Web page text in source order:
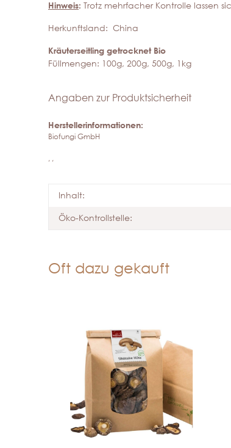
Hinweis: Trotz mehrfacher Kontrolle lassen
Herkunftsland: China
Kräuterseitling getrocknet Bio
Füllmengen: 100g, 200g, 500g, 1kg
Angaben zur Produktsicherheit
Herstellerinformationen:
Biofungi GmbH
, ,
Inhalt:
Öko-Kontrollstelle:
Oft dazu gekauft